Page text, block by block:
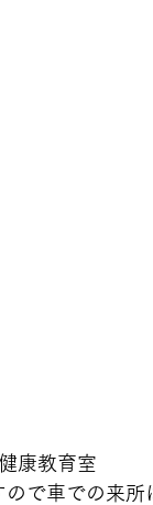
康教育室
で車での来所